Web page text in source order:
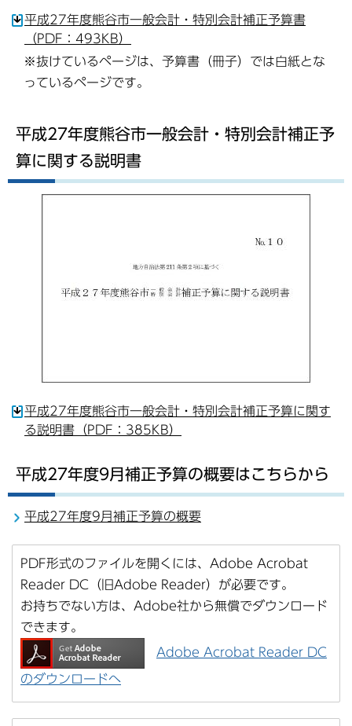
平成27年度熊谷市一般会計・特別会計補正予算書
（PDF：493KB）
※抜けているページは、予算書（冊子）では白紙とな
っているページです。
平成27年度熊谷市一般会計・特別会計補正予
算に関する説明書
平成27年度熊谷市一般会計・特別会計補正予算に関す
る説明書（PDF：385KB）
平成27年度9月補正予算の概要はこちらから
平成27年度9月補正予算の概要
PDF形式のファイルを開くには、Adobe Acrobat
Reader DC（旧Adobe Reader）が必要です。
お持ちでない方は、Adobe社から無償でダウンロード
できます。
Adobe Acrobat Reader DC
のダウンロードへ